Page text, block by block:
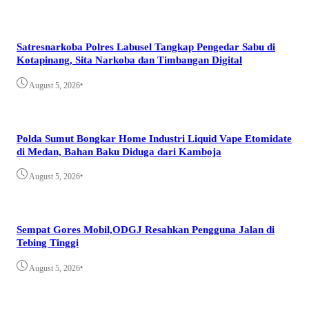
Satresnarkoba Polres Labusel Tangkap Pengedar Sabu di
Kotapinang, Sita Narkoba dan Timbangan Digital
August 5, 2026•
Polda Sumut Bongkar Home Industri Liquid Vape Etomidate
di Medan, Bahan Baku Diduga dari Kamboja
August 5, 2026•
Sempat Gores Mobil,ODGJ Resahkan Pengguna Jalan di
Tebing Tinggi
August 5, 2026•